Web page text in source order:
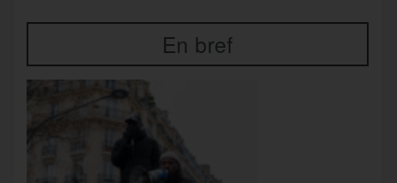
En bref